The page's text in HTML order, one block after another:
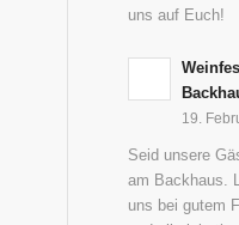
uns auf Euch!
19.
Seid unsere
am Backhaus.
uns bei gutem